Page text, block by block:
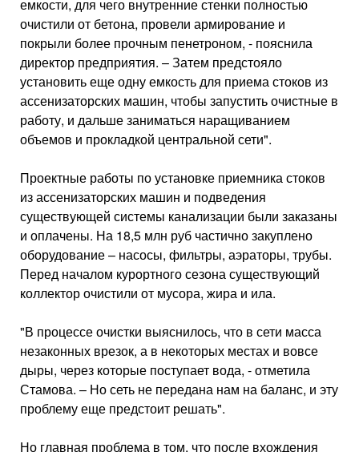
емкости, для чего внутренние стенки полностью
очистили от бетона, провели армирование и
покрыли более прочным пенетроном, - пояснила
директор предприятия. – Затем предстояло
установить еще одну емкость для приема стоков из
ассенизаторских машин, чтобы запустить очистные в
работу, и дальше заниматься наращиванием
объемов и прокладкой центральной сети".
Проектные работы по установке приемника стоков
из ассенизаторских машин и подведения
существующей системы канализации были заказаны
и оплачены. На 18,5 млн руб частично закуплено
оборудование – насосы, фильтры, аэраторы, трубы.
Перед началом курортного сезона существующий
коллектор очистили от мусора, жира и ила.
"В процессе очистки выяснилось, что в сети масса
незаконных врезок, а в некоторых местах и вовсе
дыры, через которые поступает вода, - отметила
Стамова. – Но сеть не передана нам на баланс, и эту
проблему еще предстоит решать".
Но главная проблема в том, что после вхождения